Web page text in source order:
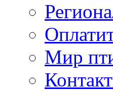
Мир